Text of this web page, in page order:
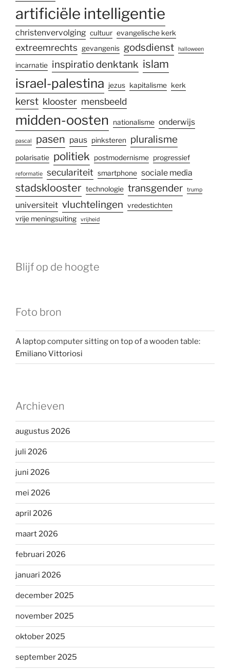
artificiële intelligentie
christenvervolging cultuur evangelische kerk
extreemrechts gevangenis godsdienst halloween
incarnatie inspiratio denktank islam
israel-palestina jezus kapitalisme kerk
kerst klooster mensbeeld
midden-oosten nationalisme onderwijs
pascal pasen paus pinksteren pluralisme
polarisatie politiek postmodernisme progressief
reformatie seculariteit smartphone sociale media
stadsklooster technologie transgender trump
universiteit vluchtelingen vredestichten
vrije meningsuiting
vrijheid
Blijf op de hoogte
Foto bron
A laptop computer sitting on top of a wooden table:
Emiliano Vittoriosi
Archieven
augustus 2026
juli 2026
juni 2026
mei 2026
april 2026
maart 2026
februari 2026
januari 2026
december 2025
november 2025
oktober 2025
september 2025